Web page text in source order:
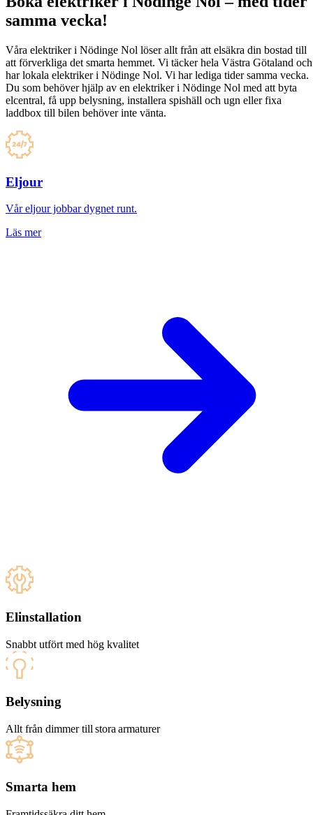
samma vecka!
Våra elektriker i Nödinge Nol löser allt från att elsäkra din bostad till
att förverkliga det smarta hemmet. Vi täcker hela Västra Götaland och
har lokala elektriker i Nödinge Nol. Vi har lediga tider samma vecka.
Du som behöver hjälp av en elektriker i Nödinge Nol med att byta
elcentral, få upp belysning, installera spishäll och ugn eller fixa
laddbox till bilen behöver inte vänta.
Eljour
Vår eljour jobbar dygnet runt.
Läs mer
Elinstallation
Snabbt utfört med hög kvalitet
Belysning
Allt från dimmer till stora armaturer
Smarta hem